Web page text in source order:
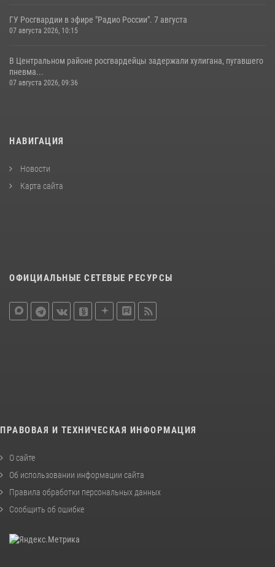
ГУ Росгвардии в эфире "Радио России". 7 августа
07 августа 2026, 10:15
В Центральном районе росгвардейцы задержали хулигана, пугавшего
пневма...
07 августа 2026, 09:36
НАВИГАЦИЯ
Новости
Карта сайта
ОФИЦИАЛЬНЫЕ СЕТЕВЫЕ РЕСУРСЫ
ПРАВОВАЯ И ТЕХНИЧЕСКАЯ ИНФОРМАЦИЯ
О сайте
Об использовании информации сайта
Правила обработки персональных данных
Сообщить об ошибке